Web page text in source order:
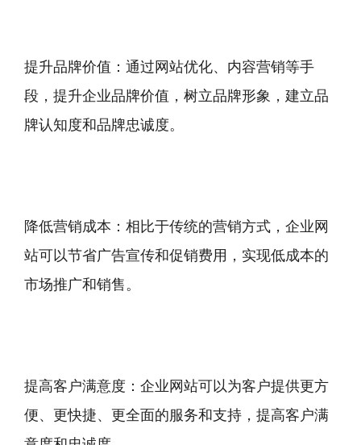
提升品牌价值：通过网站优化、内容营销等手
段，提升企业品牌价值，树立品牌形象，建立品
牌认知度和品牌忠诚度。
降低营销成本：相比于传统的营销方式，企业网
站可以节省广告宣传和促销费用，实现低成本的
市场推广和销售。
提高客户满意度：企业网站可以为客户提供更方
便、更快捷、更全面的服务和支持，提高客户满